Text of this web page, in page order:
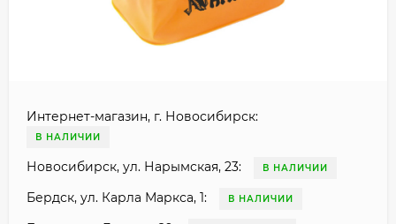
Интернет-магазин, г. Новосибирск:
В НАЛИЧИИ
Новосибирск, ул. Нарымская, 23: В НАЛИЧИИ
Бердск, ул. Карла Маркса, 1: В НАЛИЧИИ